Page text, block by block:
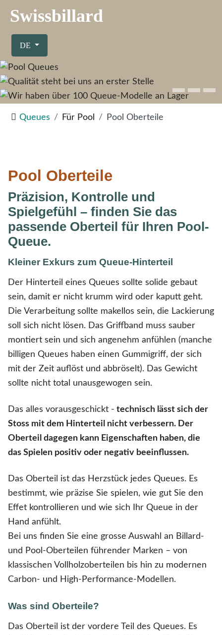
Swissbillard
DE
Queues Für Pool Pool Oberteile
Pool Oberteile
Präzision, Kontrolle und
Spielgefühl – finden Sie das
passende Oberteil für Ihren Pool-
Queue.
Kleiner Exkurs zum Queue-Hinterteil
Der Hinterteil eines Queues sollte solide gebaut
sein, damit er nicht krumm wird oder kaputt geht.
Die Verarbeitung sollte makellos sein, die Lackierung
soll sich nicht lösen. Das Griffband muss sauber
montiert sein und sich angenehm anfühlen (manche
billigen Queues haben einen Gummigriff, der sich
mit der Zeit auflöst und abbröselt). Das Gewicht
sollte nicht total unausgewogen sein.
Das alles vorausgeschickt - technisch lässt sich der
Stoss mit dem Hinterteil nicht verbessern. Der
Oberteil dagegen kann Eigenschaften haben, die
das Spielen positiv oder negativ beeinflussen.
Das Oberteil ist das Herzstück jedes Queues. Es
bestimmt, wie präzise Sie spielen, wie gut Sie den
Effet kontrollieren und wie sich Ihr Queue in der
Hand anfühlt.
Bei uns finden Sie eine grosse Auswahl an Billard-
und Pool-Oberteilen führender Marken – von
klassischen Vollholzoberteilen bis hin zu modernen
Carbon- und High-Performance-Modellen.
Was sind Oberteile?
Das Oberteil ist der vordere Teil des Queues. Es